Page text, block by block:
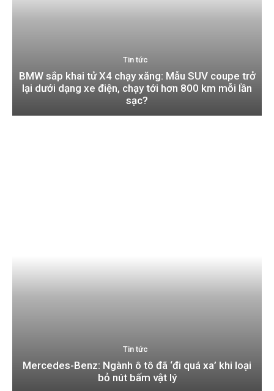
Tin tức
BMW sắp khai tử X4 chạy xăng: Mẫu SUV coupe trở
lại dưới dạng xe điện, chạy tới hơn 800 km mỗi lần
sạc?
Tin tức
Mercedes-Benz: Ngành ô tô đã ‘đi quá xa’ khi loại
bỏ nút bấm vật lý